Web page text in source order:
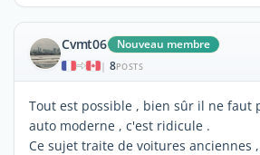
Cvmt06 Nouveau membre
| 8POSTS
Tout est possible , bien sûr il ne faut
auto moderne , c'est ridicule .
Ce sujet traite de voitures anciennes